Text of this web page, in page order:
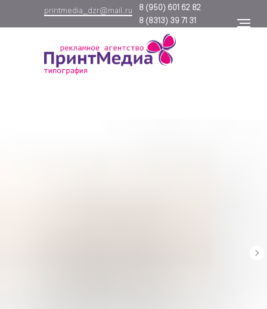
8 (950) 601 62 82
printmedia_dzr@mail.ru
8 (8313) 39 71 31